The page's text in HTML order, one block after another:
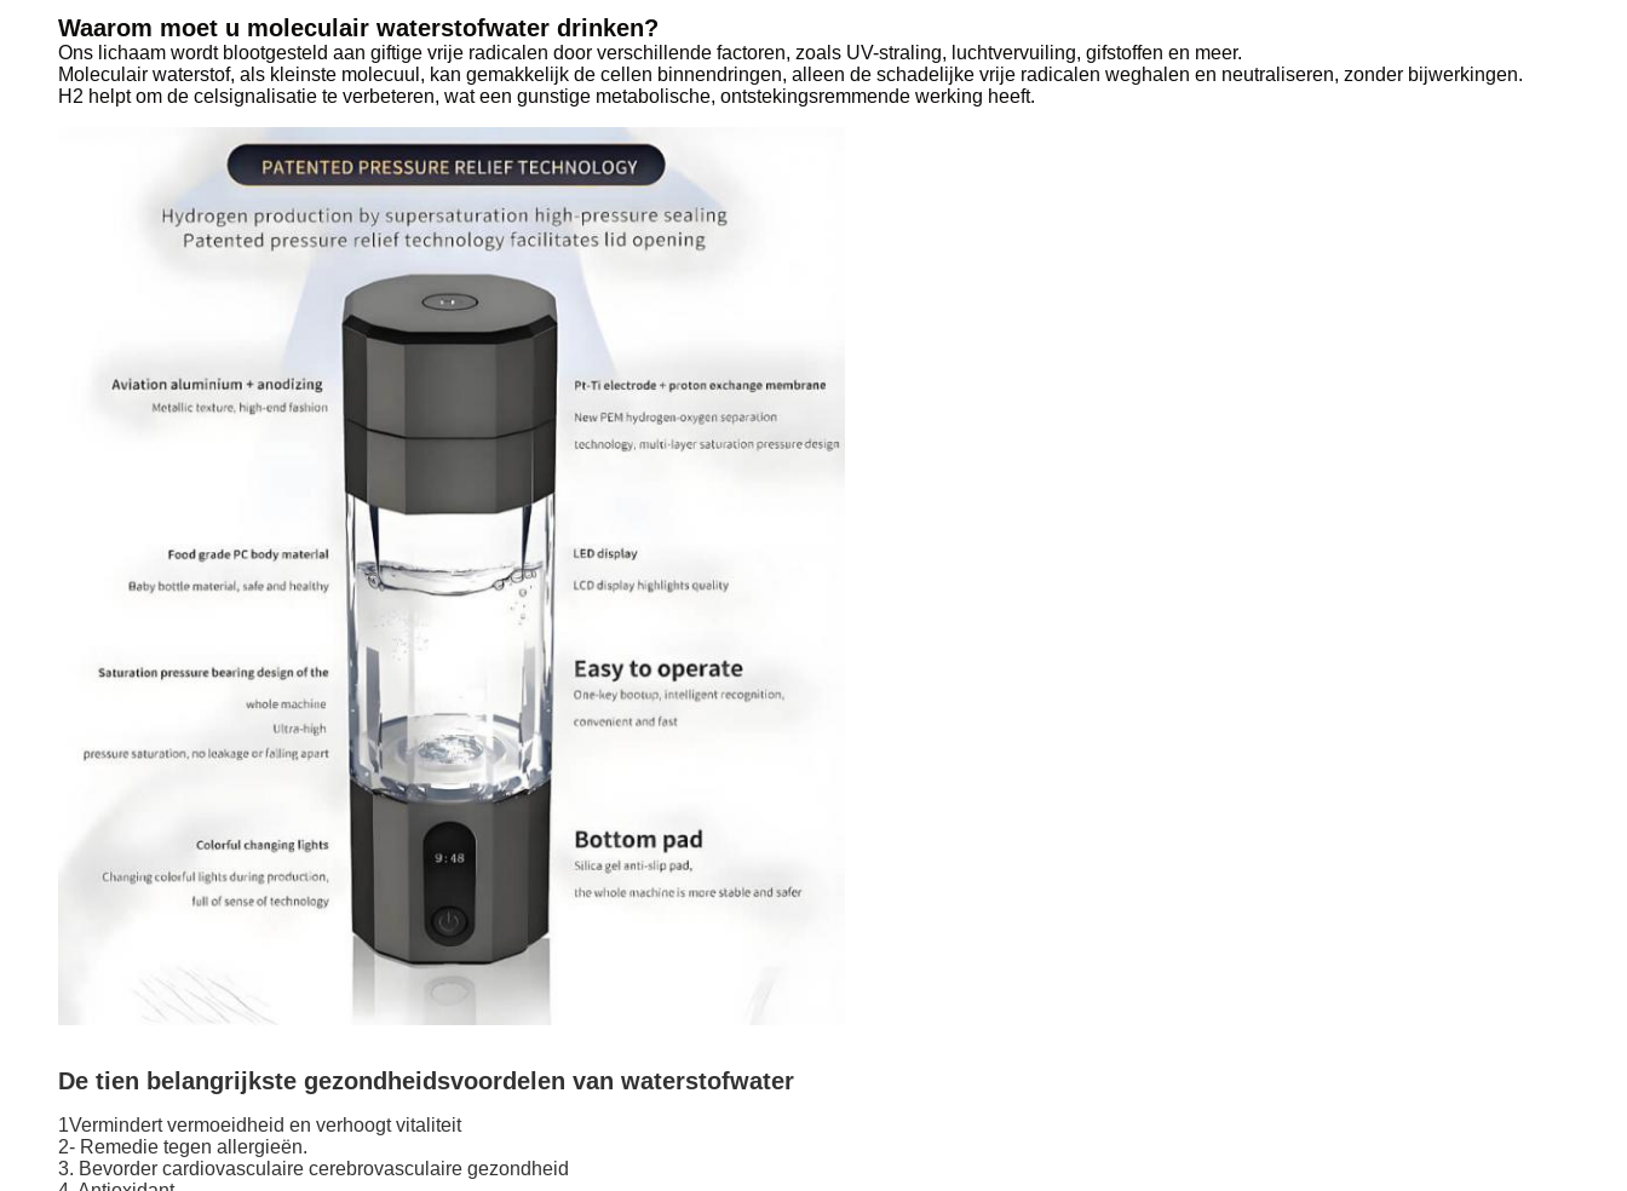
Waarom moet u moleculair waterstofwater drinken?
Ons lichaam wordt blootgesteld aan giftige vrije radicalen door verschillende factoren, zoals UV-straling, luchtvervuiling, gifstoffen en meer.
Moleculair waterstof, als kleinste molecuul, kan gemakkelijk de cellen binnendringen, alleen de schadelijke vrije radicalen weghalen en neutraliseren, zonder bijwerkingen.
H2 helpt om de celsignalisatie te verbeteren, wat een gunstige metabolische, ontstekingsremmende werking heeft.
De tien belangrijkste gezondheidsvoordelen van waterstofwater
1Vermindert vermoeidheid en verhoogt vitaliteit
2- Remedie tegen allergieën.
3. Bevorder cardiovasculaire cerebrovasculaire gezondheid